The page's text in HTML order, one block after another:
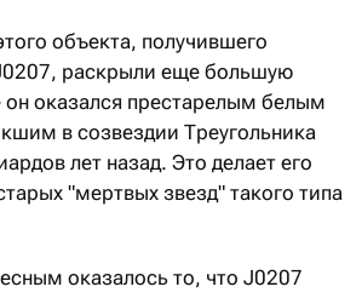
объекта, получившего
раскрыли еще большую
он оказался престарелым белым
в созвездии Треугольника
лет назад. Это делает его
"мертвых звезд" такого типа
оказалось то, что J0207